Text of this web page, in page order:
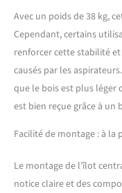
Avec un poids de 38 kg,
Cependant, certains
renforcer cette stabilité
causés par les
que le bois est plus
est bien reçue grâce à
Facilité de montage : à la
Le montage de l’îlot
notice claire et des